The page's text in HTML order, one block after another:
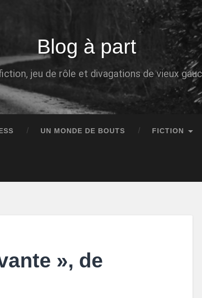
Blog à part
jeu de rôle et divagations de vieux
UN MONDE DE BOUTS FICTION
», de